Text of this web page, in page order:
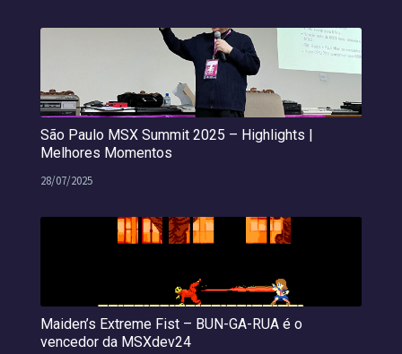
São Paulo MSX Summit 2025 – Highlights |
Melhores Momentos
28/07/2025
Maiden’s Extreme Fist – BUN-GA-RUA é o
vencedor da MSXdev24